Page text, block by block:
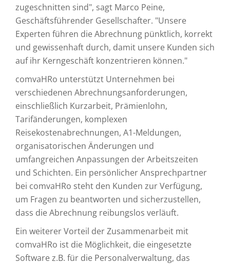
zugeschnitten sind", sagt Marco Peine,
Geschäftsführender Gesellschafter. "Unsere
Experten führen die Abrechnung pünktlich, korrekt
und gewissenhaft durch, damit unsere Kunden sich
auf ihr Kerngeschäft konzentrieren können."
comvaHRo unterstützt Unternehmen bei
verschiedenen Abrechnungsanforderungen,
einschließlich Kurzarbeit, Prämienlohn,
Tarifänderungen, komplexen
Reisekostenabrechnungen, A1-Meldungen,
organisatorischen Änderungen und
umfangreichen Anpassungen der Arbeitszeiten
und Schichten. Ein persönlicher Ansprechpartner
bei comvaHRo steht den Kunden zur Verfügung,
um Fragen zu beantworten und sicherzustellen,
dass die Abrechnung reibungslos verläuft.
Ein weiterer Vorteil der Zusammenarbeit mit
comvaHRo ist die Möglichkeit, die eingesetzte
Software z.B. für die Personalverwaltung, das